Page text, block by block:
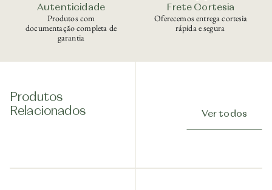
Autenticidade
Produtos com
documentação completa de
garantia
Frete Cortesia
Oferecemos entrega cortesia
rápida e segura
Produtos
Relacionados
Ver todos